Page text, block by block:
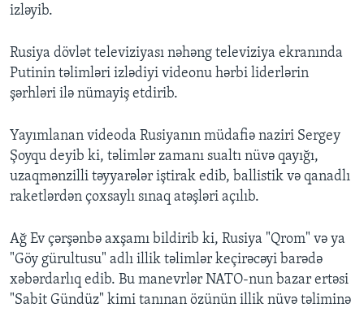
izləyib.
Rusiya dövlət televiziyası nəhəng televiziya ekranında
Putinin təlimləri izlədiyi videonu hərbi liderlərin
şərhləri ilə nümayiş etdirib.
Yayımlanan videoda Rusiyanın müdafiə naziri Sergey
Şoyqu deyib ki, təlimlər zamanı sualtı nüvə qayığı,
uzaqmənzilli təyyarələr iştirak edib, ballistik və qanadlı
raketlərdən çoxsaylı sınaq atəşləri açılıb.
Ağ Ev çərşənbə axşamı bildirib ki, Rusiya "Qrom" və ya
"Göy gürultusu" adlı illik təlimlər keçirəcəyi barədə
xəbərdarlıq edib. Bu manevrlər NATO-nun bazar ertəsi
"Sabit Gündüz" kimi tanınan özünün illik nüvə təliminə